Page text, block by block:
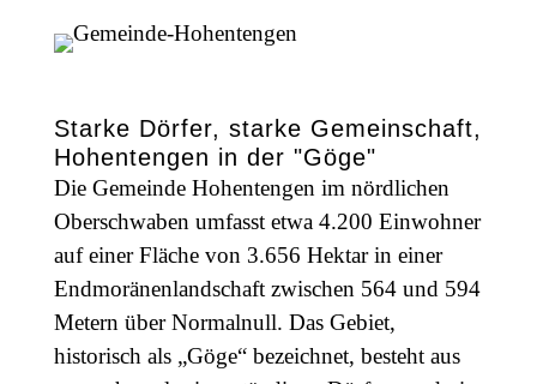
Starke Dörfer, starke Gemeinschaft,
Hohentengen in der "Göge"
Die Gemeinde Hohentengen im nördlichen
Oberschwaben umfasst etwa 4.200 Einwohner
auf einer Fläche von 3.656 Hektar in einer
Endmoränenlandschaft zwischen 564 und 594
Metern über Normalnull. Das Gebiet,
historisch als „Göge“ bezeichnet, besteht aus